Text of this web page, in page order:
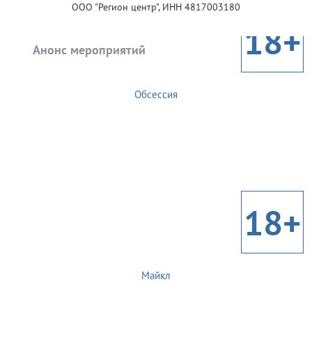
ООО "Регион центр", ИНН 4817003180
Анонс мероприятий 18+
Обсессия
18+
Майкл